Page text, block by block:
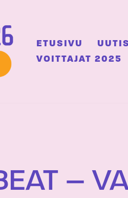
ETUSIVU
VOITTAJAT 2025
–